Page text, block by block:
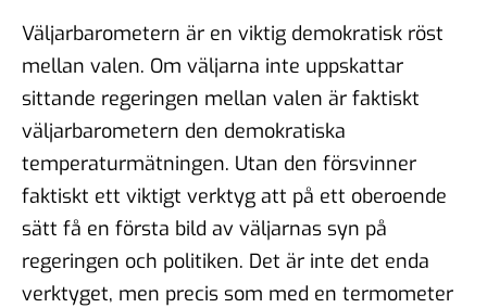
Väljarbarometern är en viktig demokratisk röst
mellan valen. Om väljarna inte uppskattar
sittande regeringen mellan valen är faktiskt
väljarbarometern den demokratiska
temperaturmätningen. Utan den försvinner
faktiskt ett viktigt verktyg att på ett oberoende
sätt få en första bild av väljarnas syn på
regeringen och politiken. Det är inte det enda
verktyget, men precis som med en termometer